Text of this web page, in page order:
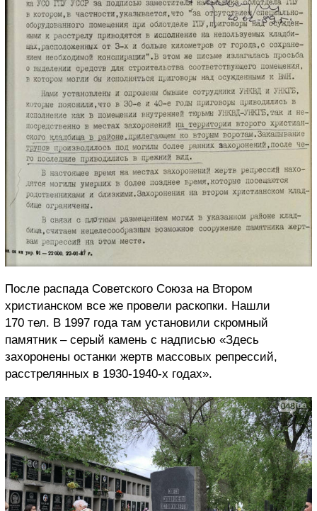
После распада Советского Союза на Втором
христианском все же провели раскопки. Нашли
170 тел. В 1997 года там установили скромный
памятник – серый камень с надписью «Здесь
захоронены останки жертв массовых репрессий,
расстрелянных в 1930-1940-х годах».